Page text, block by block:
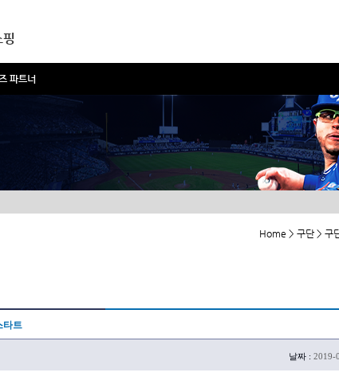
파트너
Home > 구단 > 구
타트
날짜 : 2019-